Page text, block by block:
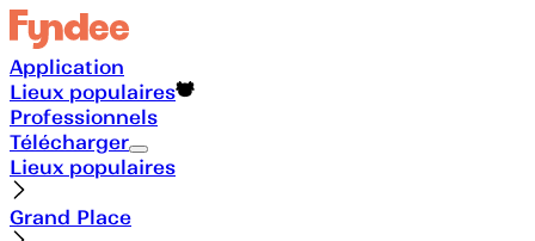
Application
Lieux populaires
Professionnels
Télécharger
Lieux populaires
Grand Place